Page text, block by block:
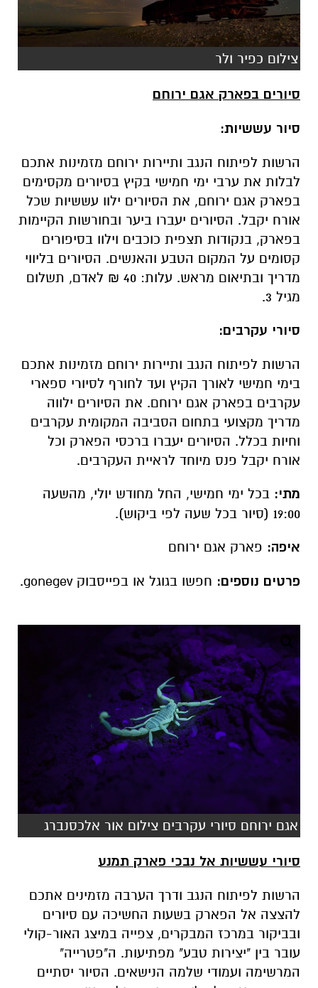
צילום כפיר ולר
סיורים בפארק אגם ירוחם
סיור עששיות:
הרשות לפיתוח הנגב ותיירות ירוחם מזמינות אתכם
לבלות את ערבי ימי חמישי בקיץ בסיורים מקסימים
בפארק אגם ירוחם, את הסיורים ילוו עששיות שכל
אורח יקבל. הסיורים יעברו ביער ובחורשות הקיימות
בפארק, בנקודות תצפית כוכבים וילוו בסיפורים
קסומים על המקום הטבע והאנשים. הסיורים בליווי
מדריך ובתיאום מראש. עלות: 40 ₪ לאדם, תשלום
מגיל 3.
סיורי עקרבים:
הרשות לפיתוח הנגב ותיירות ירוחם מזמינות אתכם
בימי חמישי לאורך הקיץ ועד לחורף לסיורי ספארי
עקרבים בפארק אגם ירוחם. את הסיורים ילווה
מדריך מקצועי בתחום הסביבה המקומית עקרבים
וחיות בכלל. הסיורים יעברו ברכסי הפארק וכל
אורח יקבל פנס מיוחד לראיית העקרבים.
מתי: בכל ימי חמישי, החל מחודש יולי, מהשעה
19:00 (סיור בכל שעה לפי ביקוש).
איפה: פארק אגם ירוחם
פרטים נוספים: חפשו בגוגל או בפייסבוק gonegev.
אגם ירוחם סיורי עקרבים צילום אור אלכסנברג
סיורי עששיות אל נבכי פארק תמנע
הרשות לפיתוח הנגב ודרך הערבה מזמינים אתכם
להצצה אל הפארק בשעות החשיכה עם סיורים
ובביקור במרכז המבקרים, צפייה במיצג האור-קולי
עובר בין "יצירות טבע" מפתיעות. ה"פטרייה"
המרשימה ועמודי שלמה הנישאים. הסיור יסתיים